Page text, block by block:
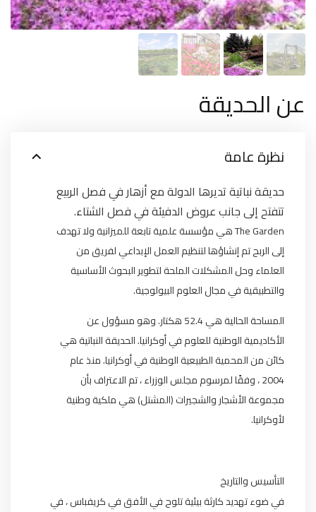
عن الحديقة
نظرة عامة
حديقة نباتية تديرها الدولة مع أزهار في فصل الربيع
تتفتح إلى جانب عروض الدفيئة في فصل الشتاء.
The Garden هي مؤسسة علمية تابعة للميزانية ولا تهدف
إلى الربح تم إنشاؤها لتنظيم العمل الإبداعي لفريق من
العلماء وحل المشكلات الملحة لتطوير البحوث الأساسية
والتطبيقية في مجال العلوم البيولوجية.
المساحة الحالية هي 52.4 هكتار. وهو مسؤول عن
الأكاديمية الوطنية للعلوم في أوكرانيا. الحديقة النباتية هي
كائن من المحمية الطبيعية الوطنية في أوكرانيا. منذ عام
2004 ، وفقًا لمرسوم مجلس الوزراء ، تم الاعتراف بأن
مجموعة الأشجار والشجيرات (المشتل) هي ملكية وطنية
لأوكرانيا.
التأسيس والتاريخ
في ضوء تهديد كارثة بيئية تلوح في الأفق في كريفباس ، في